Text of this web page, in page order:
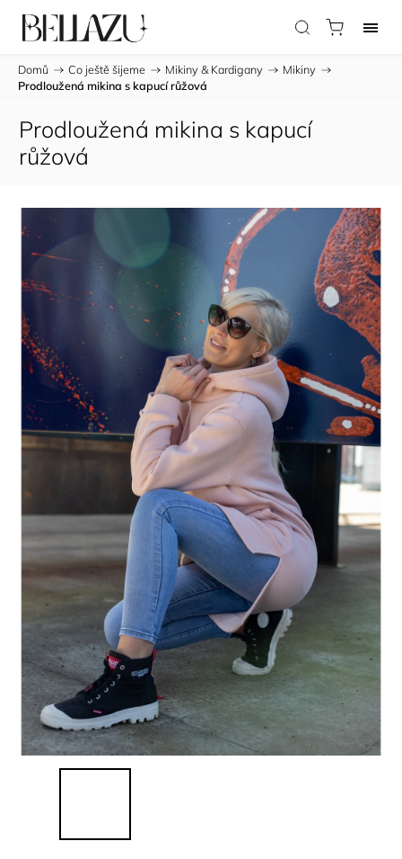
Domů / Co ještě šijeme / Mikiny & Kardigany / Mikiny /
Prodloužená mikina s kapucí růžová
Prodloužená mikina s kapucí
růžová